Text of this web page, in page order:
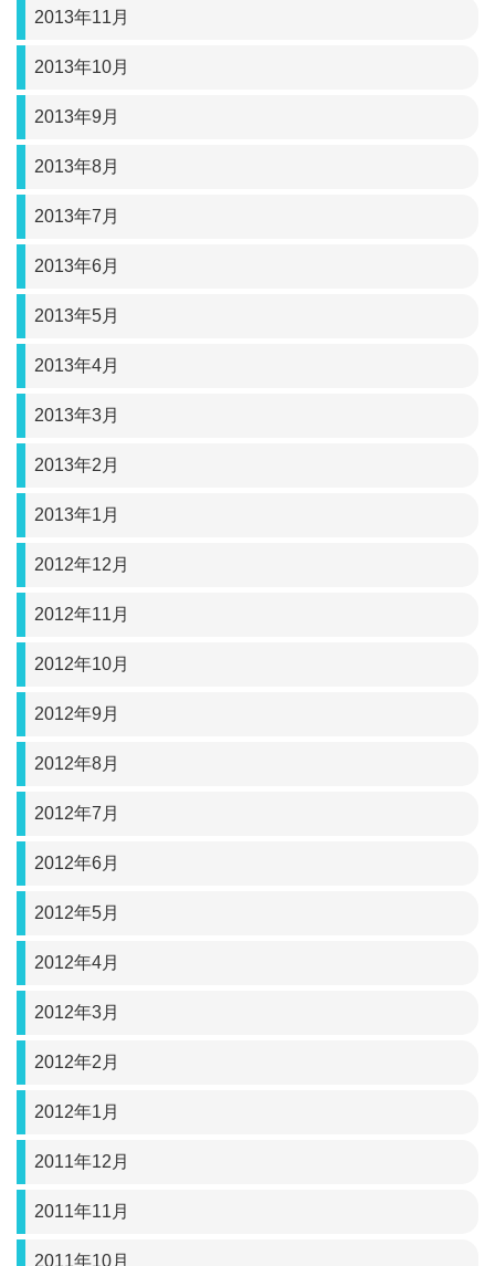
2013年11月
2013年10月
2013年9月
2013年8月
2013年7月
2013年6月
2013年5月
2013年4月
2013年3月
2013年2月
2013年1月
2012年12月
2012年11月
2012年10月
2012年9月
2012年8月
2012年7月
2012年6月
2012年5月
2012年4月
2012年3月
2012年2月
2012年1月
2011年12月
2011年11月
2011年10月